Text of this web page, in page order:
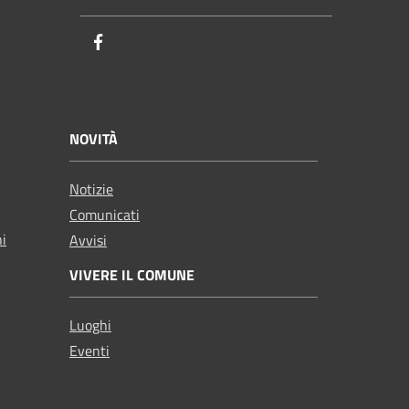
NOVITÀ
Notizie
Comunicati
Avvisi
VIVERE IL COMUNE
Luoghi
Eventi